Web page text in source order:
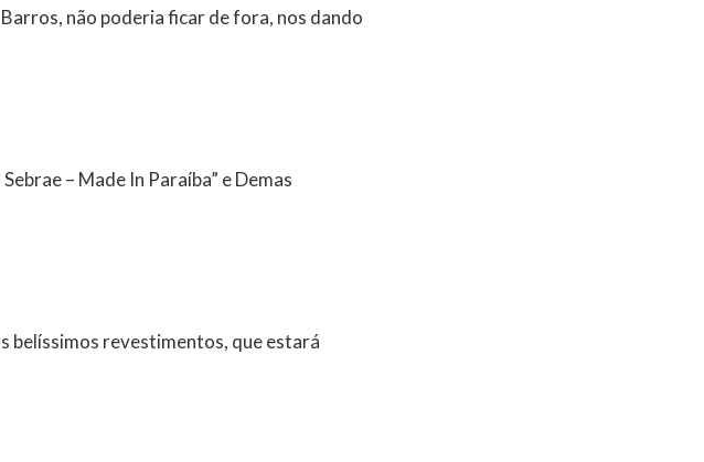
não poderia ficar de fora, nos dando
– Made In Paraíba” e Demas
belíssimos revestimentos, que estará